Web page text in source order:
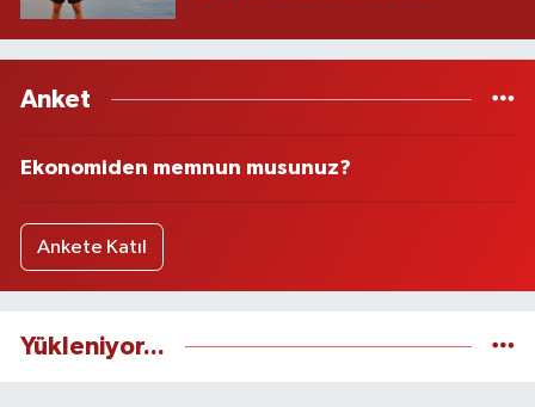
Anket
Ekonomiden memnun musunuz?
Ankete Katıl
Yükleniyor...